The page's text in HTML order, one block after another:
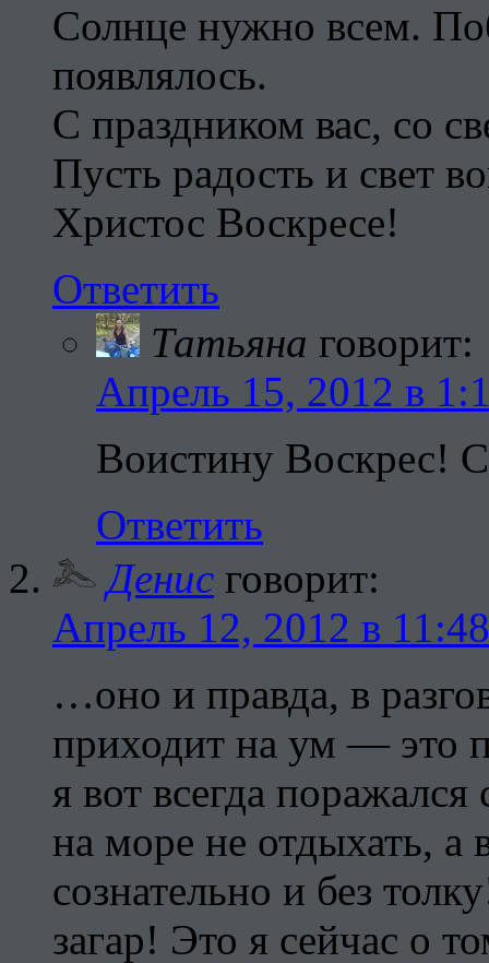
Солнце нужно всем.
появлялось.
С праздником вас, со
Пусть радость и свет
Христос Воскресе!
Ответить
Татьяна говорит:
Апрель 15, 2012 в
Воистину Воскрес!
Ответить
Денис говорит:
Апрель 12, 2012 в
…оно и правда, в
приходит на ум — это
я вот всегда
на море не отдыхать, а
сознательно и без
загар! Это я сейчас о